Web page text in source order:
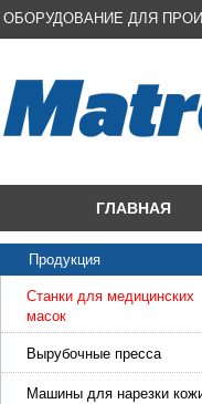
ОБОРУДОВАНИЕ ДЛЯ
ГЛАВНАЯ
Продукция
Станки для медицинских
масок
Вырубочные пресса
Машины для нарезки